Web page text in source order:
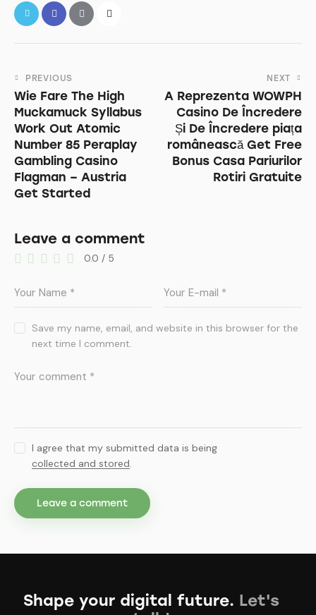
PREVIOUS
Wie Fare The High
Muckamuck Syllabus
Work Out Atomic
Number 85 Peraplay
Gambling Casino
Flagman – Austria
Get Started
NEXT
A Reprezenta WOWPH
Casino De Încredere
Și De Încredere piața
românească Get Free
Bonus Casa Pariurilor
Rotiri Gratuite
Leave a comment
0.0 / 5
Save my name, email, and website in this browser for the
next time I comment.
I agree that my submitted data is being
collected and stored.
Shape your digital future. Let's